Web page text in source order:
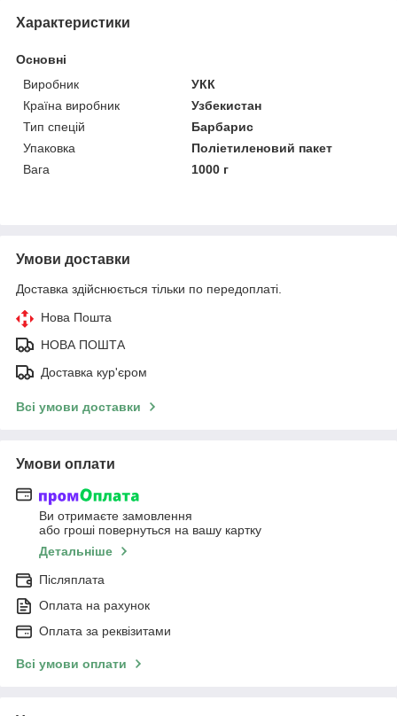
Характеристики
Основні
Виробник
УКК
Країна виробник
Узбекистан
Тип спецій
Барбарис
Упаковка
Поліетиленовий пакет
Вага
1000 г
Умови доставки
Доставка здійснюється тільки по передоплаті.
Нова Пошта
НОВА ПОШТА
Доставка кур'єром
Всі умови доставки
Умови оплати
Ви отримаєте замовлення
або гроші повернуться на вашу картку
Детальніше
Післяплата
Оплата на рахунок
Оплата за реквізитами
Всі умови оплати